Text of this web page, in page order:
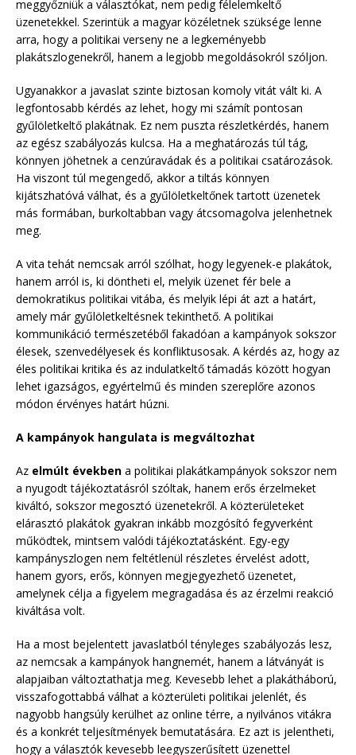
meggyőzniük a választókat, nem pedig félelemkeltő
üzenetekkel. Szerintük a magyar közéletnek szüksége lenne
arra, hogy a politikai verseny ne a legkeményebb
plakátszlogenekről, hanem a legjobb megoldásokról szóljon.
Ugyanakkor a javaslat szinte biztosan komoly vitát vált ki. A
legfontosabb kérdés az lehet, hogy mi számít pontosan
gyűlöletkeltő plakátnak. Ez nem puszta részletkérdés, hanem
az egész szabályozás kulcsa. Ha a meghatározás túl tág,
könnyen jöhetnek a cenzúravádak és a politikai csatározások.
Ha viszont túl megengedő, akkor a tiltás könnyen
kijátszhatóvá válhat, és a gyűlöletkeltőnek tartott üzenetek
más formában, burkoltabban vagy átcsomagolva jelenhetnek
meg.
A vita tehát nemcsak arról szólhat, hogy legyenek-e plakátok,
hanem arról is, ki döntheti el, melyik üzenet fér bele a
demokratikus politikai vitába, és melyik lépi át azt a határt,
amely már gyűlöletkeltésnek tekinthető. A politikai
kommunikáció természetéből fakadóan a kampányok sokszor
élesek, szenvedélyesek és konfliktusosak. A kérdés az, hogy az
éles politikai kritika és az indulatkeltő támadás között hogyan
lehet igazságos, egyértelmű és minden szereplőre azonos
módon érvényes határt húzni.
A kampányok hangulata is megváltozhat
Az elmúlt években a politikai plakátkampányok sokszor nem
a nyugodt tájékoztatásról szóltak, hanem erős érzelmeket
kiváltó, sokszor megosztó üzenetekről. A közterületeket
elárasztó plakátok gyakran inkább mozgósító fegyverként
működtek, mintsem valódi tájékoztatásként. Egy-egy
kampányszlogen nem feltétlenül részletes érvelést adott,
hanem gyors, erős, könnyen megjegyezhető üzenetet,
amelynek célja a figyelem megragadása és az érzelmi reakció
kiváltása volt.
Ha a most bejelentett javaslatból tényleges szabályozás lesz,
az nemcsak a kampányok hangnemét, hanem a látványát is
alapjaiban változtathatja meg. Kevesebb lehet a plakátháború,
visszafogottabbá válhat a közterületi politikai jelenlét, és
nagyobb hangsúly kerülhet az online térre, a nyilvános vitákra
és a konkrét teljesítmények bemutatására. Ez azt is jelentheti,
hogy a választók kevesebb leegyszerűsített üzenettel